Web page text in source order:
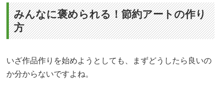
みんなに褒められる！節約アートの作り
方
いざ作品作りを始めようとしても、まずどうしたら良いの
か分からないですよね。